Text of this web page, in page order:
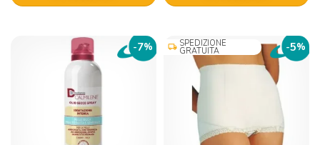
-7% local_shipping SPEDIZIONE
GRATUITA -5%